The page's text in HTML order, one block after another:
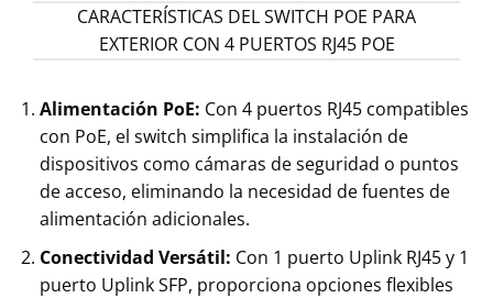
CARACTERÍSTICAS DEL SWITCH POE PARA
EXTERIOR CON 4 PUERTOS RJ45 POE
Alimentación PoE: Con 4 puertos RJ45 compatibles
con PoE, el switch simplifica la instalación de
dispositivos como cámaras de seguridad o puntos
de acceso, eliminando la necesidad de fuentes de
alimentación adicionales.
Conectividad Versátil: Con 1 puerto Uplink RJ45 y 1
puerto Uplink SFP, proporciona opciones flexibles